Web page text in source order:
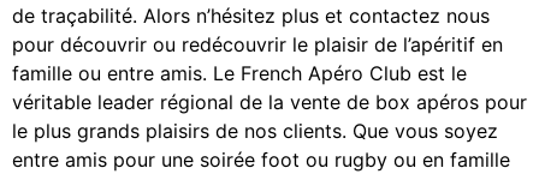
de traçabilité. Alors n’hésitez plus et contactez nous
pour découvrir ou redécouvrir le plaisir de l’apéritif en
famille ou entre amis. Le French Apéro Club est le
véritable leader régional de la vente de box apéros pour
le plus grands plaisirs de nos clients. Que vous soyez
entre amis pour une soirée foot ou rugby ou en famille